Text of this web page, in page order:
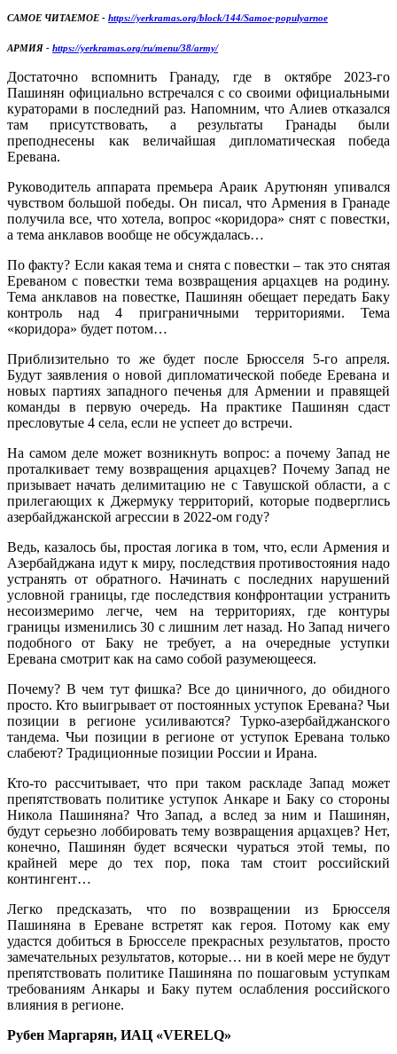
САМОЕ ЧИТАЕМОЕ - https://yerkramas.org/block/144/Samoe-populyarnoe
АРМИЯ - https://yerkramas.org/ru/menu/38/army/
Достаточно вспомнить Гранаду, где в октябре 2023-го
Пашинян официально встречался с со своими официальными
кураторами в последний раз. Напомним, что Алиев отказался
там присутствовать, а результаты Гранады были
преподнесены как величайшая дипломатическая победа
Еревана.
Руководитель аппарата премьера Араик Арутюнян упивался
чувством большой победы. Он писал, что Армения в Гранаде
получила все, что хотела, вопрос «коридора» снят с повестки,
а тема анклавов вообще не обсуждалась…
По факту? Если какая тема и снята с повестки – так это снятая
Ереваном с повестки тема возвращения арцахцев на родину.
Тема анклавов на повестке, Пашинян обещает передать Баку
контроль над 4 приграничными территориями. Тема
«коридора» будет потом…
Приблизительно то же будет после Брюсселя 5-го апреля.
Будут заявления о новой дипломатической победе Еревана и
новых партиях западного печенья для Армении и правящей
команды в первую очередь. На практике Пашинян сдаст
пресловутые 4 села, если не успеет до встречи.
На самом деле может возникнуть вопрос: а почему Запад не
проталкивает тему возвращения арцахцев? Почему Запад не
призывает начать делимитацию не с Тавушской области, а с
прилегающих к Джермуку территорий, которые подверглись
азербайджанской агрессии в 2022-ом году?
Ведь, казалось бы, простая логика в том, что, если Армения и
Азербайджана идут к миру, последствия противостояния надо
устранять от обратного. Начинать с последних нарушений
условной границы, где последствия конфронтации устранить
несоизмеримо легче, чем на территориях, где контуры
границы изменились 30 с лишним лет назад. Но Запад ничего
подобного от Баку не требует, а на очередные уступки
Еревана смотрит как на само собой разумеющееся.
Почему? В чем тут фишка? Все до циничного, до обидного
просто. Кто выигрывает от постоянных уступок Еревана? Чьи
позиции в регионе усиливаются? Турко-азербайджанского
тандема. Чьи позиции в регионе от уступок Еревана только
слабеют? Традиционные позиции России и Ирана.
Кто-то рассчитывает, что при таком раскладе Запад может
препятствовать политике уступок Анкаре и Баку со стороны
Никола Пашиняна? Что Запад, а вслед за ним и Пашинян,
будут серьезно лоббировать тему возвращения арцахцев? Нет,
конечно, Пашинян будет всячески чураться этой темы, по
крайней мере до тех пор, пока там стоит российский
контингент…
Легко предсказать, что по возвращении из Брюсселя
Пашиняна в Ереване встретят как героя. Потому как ему
удастся добиться в Брюсселе прекрасных результатов, просто
замечательных результатов, которые… ни в коей мере не будут
препятствовать политике Пашиняна по пошаговым уступкам
требованиям Анкары и Баку путем ослабления российского
влияния в регионе.
Рубен Маргарян, ИАЦ «VERELQ»